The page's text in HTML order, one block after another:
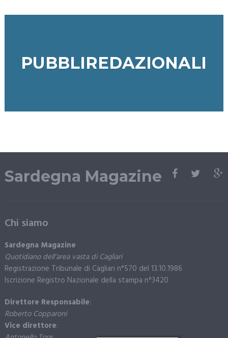
PUBBLIREDAZIONALI
Sardegna Magazine
Chi siamo
Sardegna Magazine
Quotidiano dell’area vasta di Cagliari
Registrazione Tribunale di Cagliari n°570 del 13.10.1986
Iscrizione Registro Nazionale della stampa n°3420
Direttore Responsabile:
Roberto Copparoni
Vice direttore: